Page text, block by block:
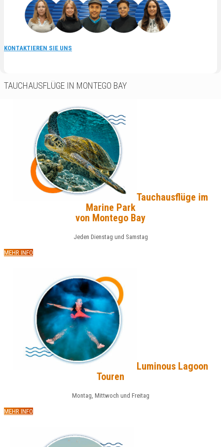
KONTAKTIEREN SIE UNS
TAUCHAUSFLÜGE IN MONTEGO BAY
Tauchausflüge im
Marine Park
von Montego Bay
Jeden Dienstag und Samstag
MEHR INFO
Luminous Lagoon
Touren
Montag, Mittwoch und Freitag
MEHR INFO